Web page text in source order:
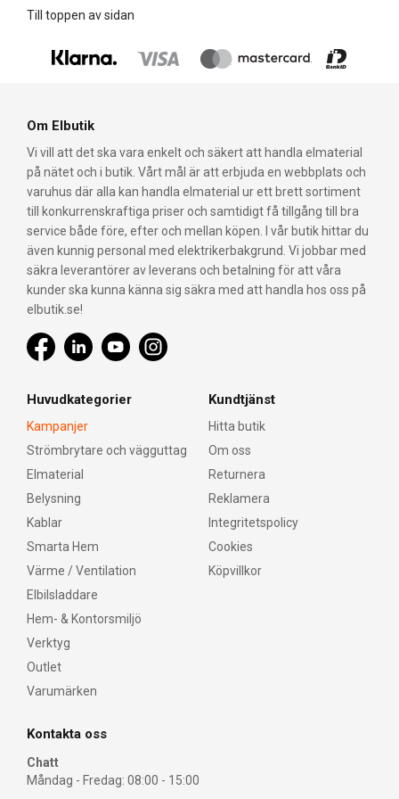
Till toppen av sidan
Om Elbutik
Vi vill att det ska vara enkelt och säkert att handla elmaterial
på nätet och i butik. Vårt mål är att erbjuda en webbplats och
varuhus där alla kan handla elmaterial ur ett brett sortiment
till konkurrenskraftiga priser och samtidigt få tillgång till bra
service både före, efter och mellan köpen. I vår butik hittar du
även kunnig personal med elektrikerbakgrund. Vi jobbar med
säkra leverantörer av leverans och betalning för att våra
kunder ska kunna känna sig säkra med att handla hos oss på
elbutik.se!
Huvudkategorier
Kampanjer
Strömbrytare och vägguttag
Elmaterial
Belysning
Kablar
Smarta Hem
Värme / Ventilation
Elbilsladdare
Hem- & Kontorsmiljö
Verktyg
Outlet
Varumärken
Kundtjänst
Hitta butik
Om oss
Returnera
Reklamera
Integritetspolicy
Cookies
Köpvillkor
Kontakta oss
Chatt
Måndag - Fredag: 08:00 - 15:00